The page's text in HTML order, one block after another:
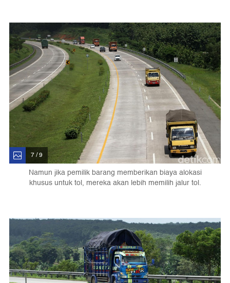
7 / 9
Namun jika pemilik barang memberikan biaya alokasi
khusus untuk tol, mereka akan lebih memilih jalur tol.